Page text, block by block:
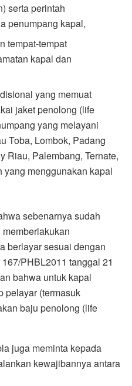
serta perintah
penumpang kapal,
tempat-tempat
kapal dan
yang memuat
jaket penolong (life
yang melayani
Toba, Lombok, Padang
Riau, Palembang, Ternate,
yang menggunakan kapal
sebenarnya sudah
berlayar sesuai dengan
PHBL2011 tanggal 21
bahwa untuk kapal
pelayar (termasuk
baju penolong (life
juga meminta kepada
kewajibannya antara